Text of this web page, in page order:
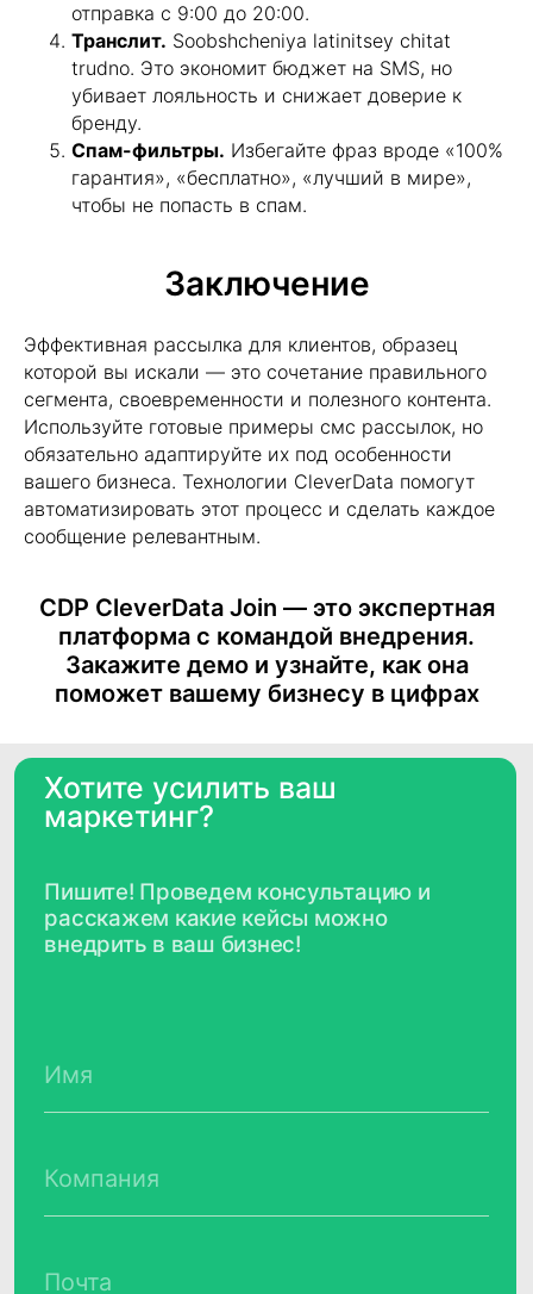
отправка с 9:00 до 20:00.
Транслит. Soobshcheniya latinitsey chitat
trudno. Это экономит бюджет на SMS, но
убивает лояльность и снижает доверие к
бренду.
Спам-фильтры. Избегайте фраз вроде «100%
гарантия», «бесплатно», «лучший в мире»,
чтобы не попасть в спам.
Заключение
Эффективная рассылка для клиентов, образец
которой вы искали — это сочетание правильного
сегмента, своевременности и полезного контента.
Используйте готовые примеры смс рассылок, но
обязательно адаптируйте их под особенности
вашего бизнеса. Технологии CleverData помогут
автоматизировать этот процесс и сделать каждое
сообщение релевантным.
CDP CleverData Join — это экспертная
платформа с командой внедрения.
Закажите демо и узнайте, как она
поможет вашему бизнесу в цифрах
Стратегии эффективных рассылок:
от сегментации до триггерных
цепочек
Персонализированный маркетинг:
данные и персонализация сайта
Сегментация клиентов и аудитории:
полное руководство
Контакты